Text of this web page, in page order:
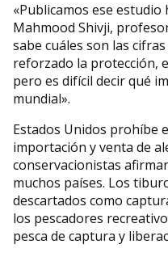
«Publicamos ese
Mahmood Shivji,
sabe cuáles son las
reforzado la protección,
pero es difícil decir qué
mundial».
Estados Unidos prohíbe
importación y venta de
conservacionistas
muchos países. Los
descartados como
los pescadores
pesca de captura y